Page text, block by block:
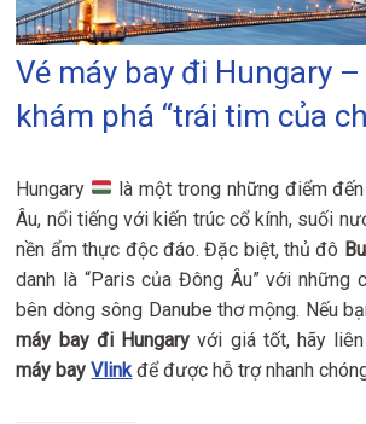
Vé máy bay đi Hungary
khám phá “trái tim của
Hungary
là một trong những điểm
Âu, nổi tiếng với kiến trúc cổ kính, suối
nền ẩm thực độc đáo. Đặc biệt, thủ đô
danh là “Paris của Đông Âu” với những
bên dòng sông Danube thơ mộng. Nếu
máy bay đi Hungary với giá tốt, hãy
máy bayVlinkđể được hỗ trợ nhanh